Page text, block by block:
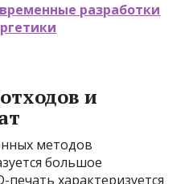
разработки
и
методов
большое
печать характеризуется